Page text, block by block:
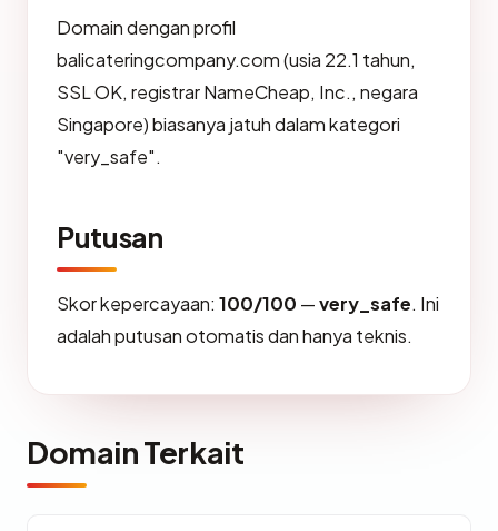
Domain dengan profil
balicateringcompany.com (usia 22.1 tahun,
SSL OK, registrar NameCheap, Inc., negara
Singapore) biasanya jatuh dalam kategori
"very_safe".
Putusan
Skor kepercayaan: 100/100 —very_safe. Ini
adalah putusan otomatis dan hanya teknis.
Domain Terkait